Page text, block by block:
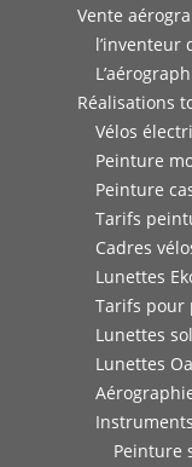
Vente
l’inventeur
Réalisations
Vélos
Peinture
Peinture
Tarifs
Cadres
Lunettes
Tarifs pour
Lunettes
Lunettes
Peinture